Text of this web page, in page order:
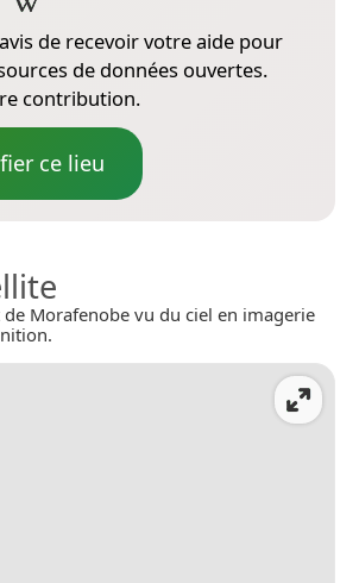
de recevoir votre aide pour
de données ouvertes.
contribution.
ce lieu
Morafenobe vu du ciel en imagerie